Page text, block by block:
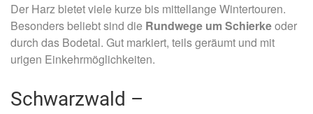
Der Harz bietet viele kurze bis mittellange Wintertouren.
Besonders beliebt sind die Rundwege um Schierkeoder
durch das Bodetal. Gut markiert, teils geräumt und mit
urigen Einkehrmöglichkeiten.
Schwarzwald –